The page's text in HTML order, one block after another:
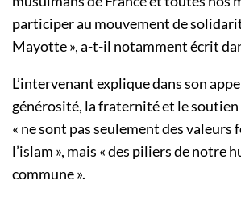
participer au mouvement de
Mayotte », a-t-il notamment écrit
L’intervenant explique dans son
générosité, la fraternité et le soutien
« ne sont pas seulement des valeurs
l’islam », mais « des piliers de notre
commune ».